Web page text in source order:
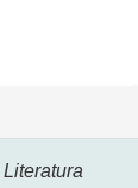
Literatura